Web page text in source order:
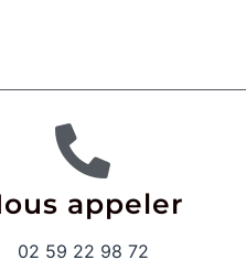
appeler
02 59 22 98 72